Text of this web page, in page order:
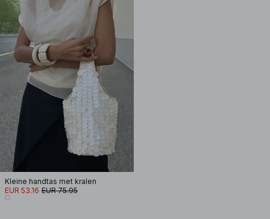
Kleine handtas met kralen
EUR 53.16 EUR 75.95